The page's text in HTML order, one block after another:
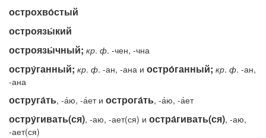
острохво́стый
остроязы́кий
остроязы́чный; кр. ф. -чен, -чна
остру́ганный; кр. ф. -ан, -ана и остро́ганный; кр. ф. -ан,
-ана
оструга́ть, -а́ю, -а́ет и острога́ть, -а́ю, -а́ет
остру́гивать(ся), -аю, -ает(ся) и остра́гивать(ся), -аю,
-ает(ся)